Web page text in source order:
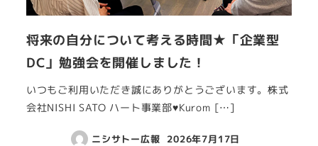
将来の自分について考える時間★「企業型
DC」勉強会を開催しました！
いつもご利用いただき誠にありがとうございます。株式
会社NISHI SATO ハート事業部♥Kurom […]
ニシサトー広報 2026年7月17日